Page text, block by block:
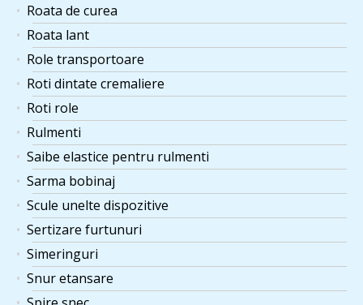
Roata de curea
Roata lant
Role transportoare
Roti dintate cremaliere
Roti role
Rulmenti
Saibe elastice pentru rulmenti
Sarma bobinaj
Scule unelte dispozitive
Sertizare furtunuri
Simeringuri
Snur etansare